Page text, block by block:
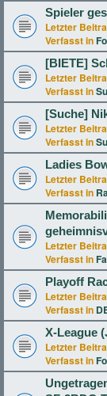
Spieler
Letzter
Verfasst in
[BIETE]
Letzter
Verfasst in
[Suche]
Letzter
Verfasst in
Ladies
Letzter
Verfasst in
Letzter
Verfasst in
Playoff
Letzter
Verfasst in
X-League
Letzter
Verfasst in